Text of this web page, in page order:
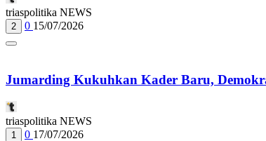
triaspolitika NEWS
2 0 15/07/2026
Jumarding Kukuhkan Kader Baru,
triaspolitika NEWS
1 0 17/07/2026